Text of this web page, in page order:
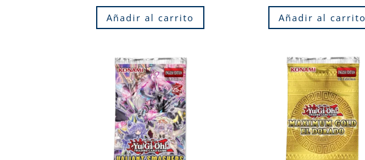
Añadir al carrito Añadir al carrito